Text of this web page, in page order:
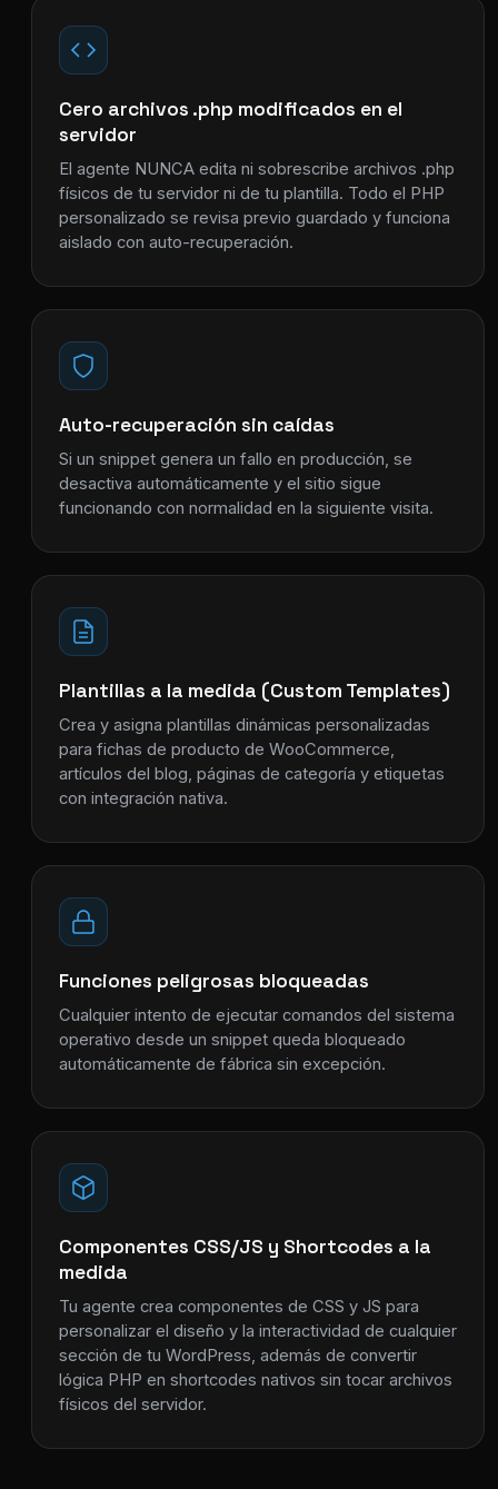
Cero archivos .php modificados en el
servidor
El agente NUNCA edita ni sobrescribe archivos .php
físicos de tu servidor ni de tu plantilla. Todo el PHP
personalizado se revisa previo guardado y funciona
aislado con auto-recuperación.
Auto-recuperación sin caídas
Si un snippet genera un fallo en producción, se
desactiva automáticamente y el sitio sigue
funcionando con normalidad en la siguiente visita.
Plantillas a la medida (Custom Templates)
Crea y asigna plantillas dinámicas personalizadas
para fichas de producto de WooCommerce,
artículos del blog, páginas de categoría y etiquetas
con integración nativa.
Funciones peligrosas bloqueadas
Cualquier intento de ejecutar comandos del sistema
operativo desde un snippet queda bloqueado
automáticamente de fábrica sin excepción.
Componentes CSS/JS y Shortcodes a la
medida
Tu agente crea componentes de CSS y JS para
personalizar el diseño y la interactividad de cualquier
sección de tu WordPress, además de convertir
lógica PHP en shortcodes nativos sin tocar archivos
físicos del servidor.